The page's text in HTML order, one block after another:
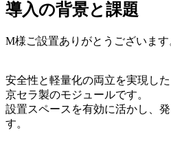
導入の背景と課題
M様ご設置ありがとうございます
安全性と軽量化の両立を実現した
京セラ製のモジュールです。
設置スペースを有効に活かし、
す。